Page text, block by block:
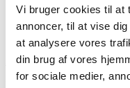
Vi bruger cookies til at
annoncer, til at vise
at analysere vores
din brug af vores
for sociale medier,
Loftslamper
SHOWROOM
Aalborg DKK 6.200